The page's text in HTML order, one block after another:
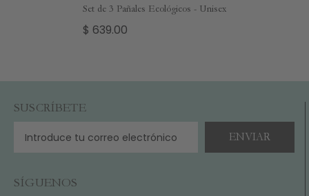
Set de 3 Pañales Ecológicos - Unisex
$ 639.00
SUSCRÍBETE
ENVIAR
SÍGUENOS